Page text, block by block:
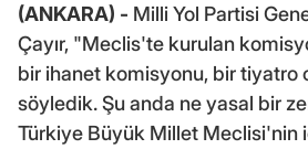
(ANKARA) - Milli Yol Partisi
Çayır, "Meclis'te kurulan
bir ihanet komisyonu, bir tiyatro
söyledik. Şu anda ne yasal bir
Türkiye Büyük Millet Meclisi'nin